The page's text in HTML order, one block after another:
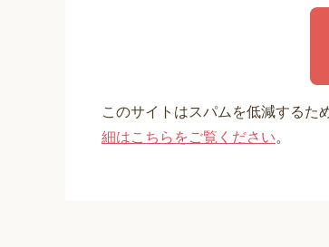
このサイトはスパムを低減するた
細はこちらをご覧ください。